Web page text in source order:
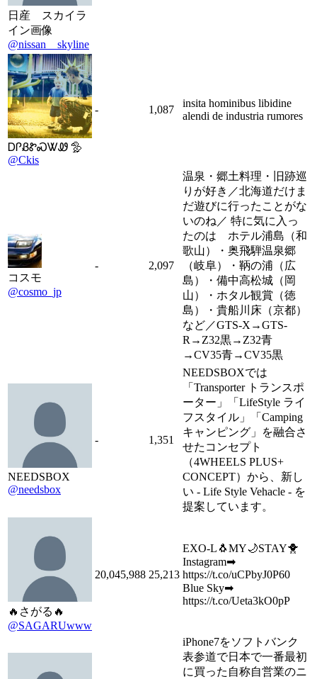
日産 スカイラ
イン画像
@nissan__skyline
ᎠᎵᏰᏑᏍᏔᏪ 🦤
@Ckis
- 1,087
insita hominibus libidine
alendi de industria rumores
コスモ
@cosmo_jp
- 2,097
温泉・郷土料理・旧跡巡
りが好き／北海道だけま
だ遊びに行ったことがな
いのね／ 特に気に入っ
たのは ホテル浦島（和
歌山）・奥飛騨温泉郷
（岐阜）・鞆の浦（広
島）・備中高松城（岡
山）・ホタル観賞（徳
島）・貴船川床（京都）
など／GTS-X→GTS-
R→Z32黒→Z32青
→CV35青→CV35黒
NEEDSBOX
@needsbox
- 1,351
NEEDSBOXでは
「Transporter トランスポ
ーター」「LifeStyle ライ
フスタイル」「Camping
キャンピング」を融合さ
せたコンセプト
（4WHEELS PLUS+
CONCEPT）から、新し
い - Life Style Vehacle - を
提案しています。
🔥さがる🔥
@SAGARUwww
20,045,988 25,213
EXO-L🐧MY🌙STAY🐥
Instagram➡
https://t.co/uCPbyJ0P60
Blue Sky➡
https://t.co/Ueta3kO0pP
iPhone7をソフトバンク
表参道で日本で一番最初
に買った自称自営業のニ